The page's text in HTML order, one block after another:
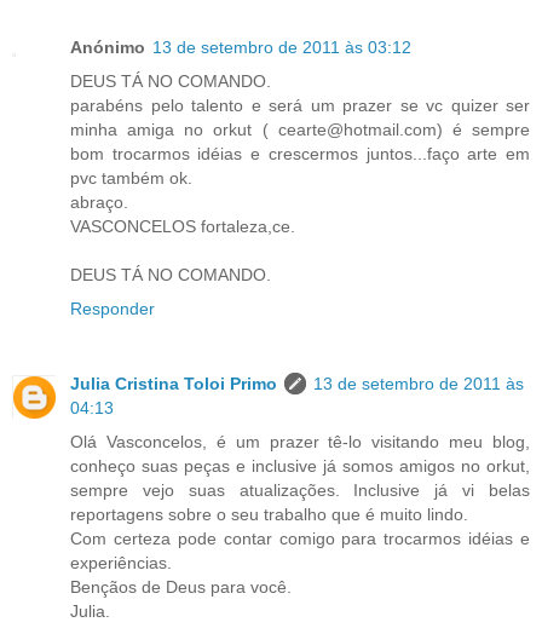
Anónimo 13 de setembro de 2011 às 03:12
DEUS TÁ NO COMANDO.
parabéns pelo talento e será um prazer se vc quizer ser
minha amiga no orkut ( cearte@hotmail.com) é sempre
bom trocarmos idéias e crescermos juntos...faço arte em
pvc também ok.
abraço.
VASCONCELOS fortaleza,ce.
DEUS TÁ NO COMANDO.
Responder
Julia Cristina Toloi Primo
13 de setembro de 2011 às
04:13
Olá Vasconcelos, é um prazer tê-lo visitando meu blog,
conheço suas peças e inclusive já somos amigos no orkut,
sempre vejo suas atualizações. Inclusive já vi belas
reportagens sobre o seu trabalho que é muito lindo.
Com certeza pode contar comigo para trocarmos idéias e
experiências.
Bençãos de Deus para você.
Julia.